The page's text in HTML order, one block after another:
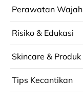
Perawatan Wajah
Risiko & Edukasi
Skincare & Produk
Tips Kecantikan